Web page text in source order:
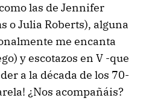
las de Jennifer
o Julia Roberts), alguna
me encanta
y escotazos en V -que
a la década de los 70-
¿Nos acompañáis?